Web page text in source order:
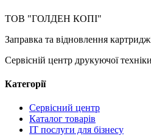
ТОВ "ГОЛДЕН КОПІ"
Заправка та відновлення
Сервісній центр друкуючої техніки
Категорії
Сервісний центр
Каталог товарів
IT послуги для бізнесу